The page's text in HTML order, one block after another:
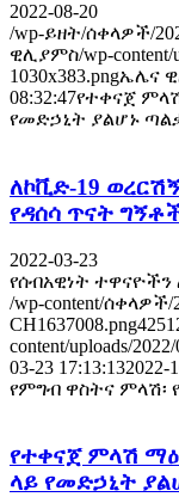
2022-08-20
/wp-ይዘት/ሰቀላዎች/
ዊሊያምስ/wp-
1030x383.pngኤሌና
08:32:47የተቀናጀ
የመድኃኒት ያልሆኑ
ለኮቪድ-19
የዳሰሳ ጥናት
2022-03-23
የሰብአዊነት
/wp-content/
CH1637008.png425
content/uploads/
03-23 17:13:132022-
የምግብ ዋስትና ምላሽ፡
የተቀናጀ ምላሽ
ላይ የመድኃኒት